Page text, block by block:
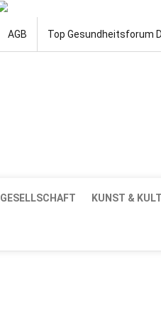
AGB Top Gesundheitsforum
GESELLSCHAFT KUNST &